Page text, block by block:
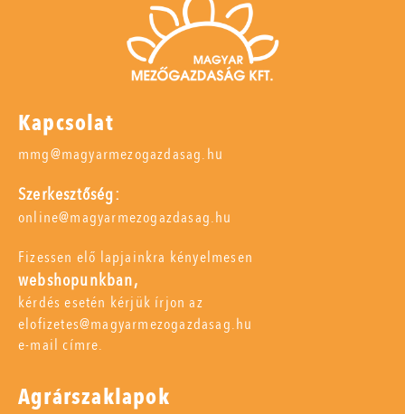
Kapcsolat
mmg@magyarmezogazdasag.hu
Szerkesztőség:
online@magyarmezogazdasag.hu
Fizessen elő lapjainkra kényelmesen
webshopunkban,
kérdés esetén kérjük írjon az
elofizetes@magyarmezogazdasag.hu
e-mail címre.
Agrárszaklapok